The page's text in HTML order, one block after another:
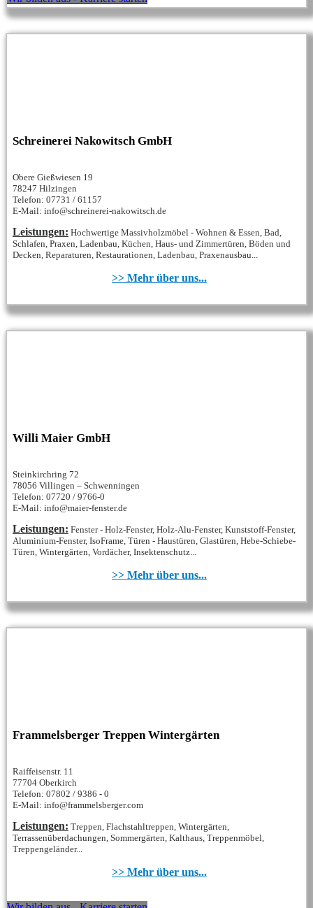
Schreinerei Nakowitsch GmbH
Obere Gießwiesen 19
78247 Hilzingen
Telefon: 07731 / 61157
E-Mail: info@schreinerei-nakowitsch.de
Leistungen: Hochwertige Massivholzmöbel - Wohnen & Essen, Bad,
Schlafen, Praxen, Ladenbau, Küchen, Haus- und Zimmertüren, Böden und
Decken, Reparaturen, Restaurationen, Ladenbau, Praxenausbau...
>> Mehr über uns...
Willi Maier GmbH
Steinkirchring 72
78056 Villingen – Schwenningen
Telefon: 07720 / 9766-0
E-Mail: info@maier-fenster.de
Leistungen: Fenster - Holz-Fenster, Holz-Alu-Fenster, Kunststoff-Fenster,
Aluminium-Fenster, IsoFrame, Türen - Haustüren, Glastüren, Hebe-Schiebe-
Türen, Wintergärten, Vordächer, Insektenschutz...
>> Mehr über uns...
Frammelsberger Treppen Wintergärten
Raiffeisenstr. 11
77704 Oberkirch
Telefon: 07802 / 9386 - 0
E-Mail: info@frammelsberger.com
Leistungen: Treppen, Flachstahltreppen, Wintergärten,
Terrassenüberdachungen, Sommergärten, Kalthaus, Treppenmöbel,
Treppengeländer...
>> Mehr über uns...